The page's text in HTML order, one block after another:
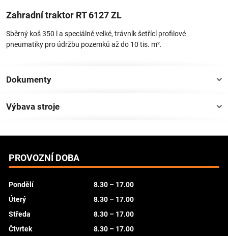
Hladina akustického výkonu
1) Délka včetně sběrného koše na trávu
2) K-Faktor podle RL 2006/42/EG = 2,5 dB(A)
Zahradní traktor RT 6127 ZL
Sběrný koš 350 l a speciálně velké, trávník šetřící profilové
pneumatiky pro údržbu pozemků až do 10 tis. m².
Dokumenty
Výbava stroje
PROVOZNÍ DOBA
Pondělí
8.30 – 17.00
Úterý
8.30 – 17.00
Středa
8.30 – 17.00
Čtvrtek
8.30 – 17.00